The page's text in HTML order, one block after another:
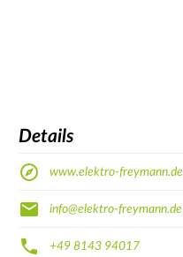
Details
www.elektro-freymann.de
info@elektro-freymann.de
+49 8143 94017